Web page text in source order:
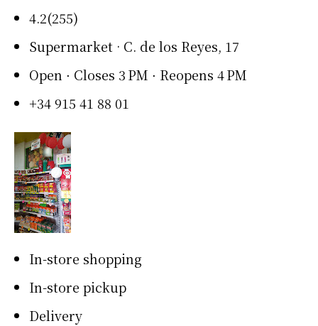
4.2(255)
Supermarket · C. de los Reyes, 17
Open ⋅ Closes 3 PM ⋅ Reopens 4 PM
+34 915 41 88 01
In-store shopping
In-store pickup
Delivery